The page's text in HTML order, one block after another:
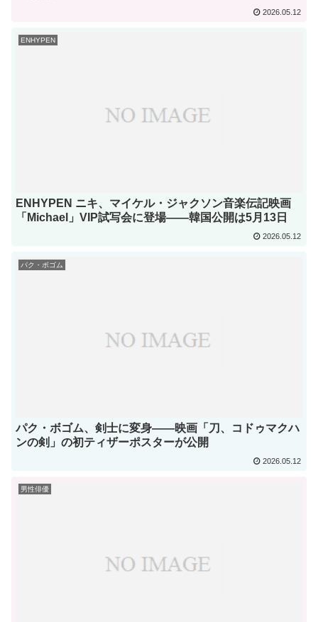
2026.05.12
ENHYPEN
ENHYPEN ニキ、マイケル・ジャクソン音楽伝記映画
「Michael」VIP試写会に登場——韓国公開は5月13日
2026.05.12
パク・ボゴム
パク・ボゴム、剣士に変身——映画「刀、コドゥマクハ
ンの剣」の初ティザーポスターが公開
2026.05.12
男性俳優